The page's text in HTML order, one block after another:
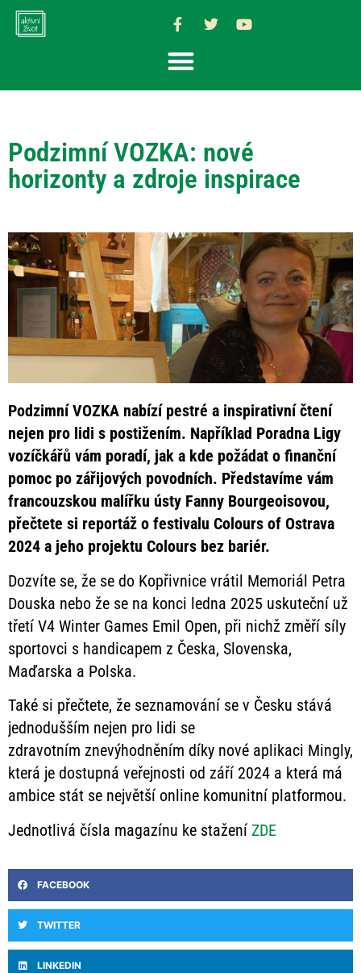
Podzimní VOZKA: nové
horizonty a zdroje inspirace
Podzimní VOZKA nabízí pestré a inspirativní čtení
nejen pro lidi s postižením. Například Poradna Ligy
vozíčkářů vám poradí, jak a kde požádat o finanční
pomoc po zářijových povodních. Představíme vám
francouzskou malířku ústy Fanny Bourgeoisovou,
přečtete si reportáž o festivalu Colours of Ostrava
2024 a jeho projektu Colours bez bariér.
Dozvíte se, že se do Kopřivnice vrátil Memoriál Petra
Douska nebo že se na konci ledna 2025 uskuteční už
třetí V4 Winter Games Emil Open, při nichž změří síly
sportovci s handicapem z Česka, Slovenska,
Maďarska a Polska.
Také si přečtete, že seznamování se v Česku stává
jednodušším nejen pro lidi se
zdravotním znevýhodněním díky nové aplikaci Mingly,
která je dostupná veřejnosti od září 2024 a která má
ambice stát se největší online komunitní platformou.
Jednotlivá čísla magazínu ke stažení ZDE
FACEBOOK
TWITTER
LINKEDIN